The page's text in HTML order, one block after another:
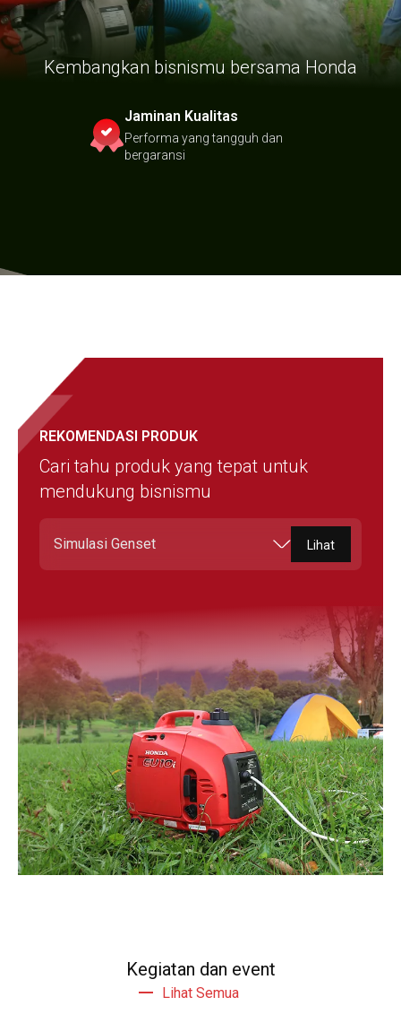
Kembangkan bisnismu bersama Honda
Jaminan Kualitas
Performa yang tangguh dan
bergaransi
REKOMENDASI PRODUK
Cari tahu produk yang tepat untuk
mendukung bisnismu
Simulasi Genset Lihat
Kegiatan dan event
Lihat Semua